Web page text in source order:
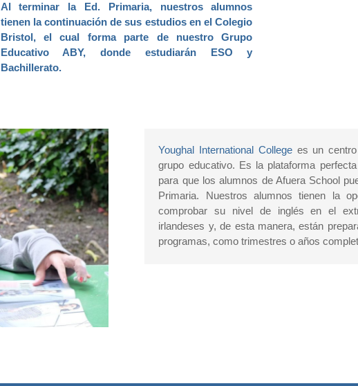
Al terminar la Ed. Primaria, nuestros alumnos
tienen la continuación de sus estudios en el Colegio
Bristol, el cual forma parte de nuestro Grupo
Educativo ABY, donde estudiarán ESO y
Bachillerato.
Youghal International Collegees un centro
grupo educativo. Es la plataforma
para que los alumnos de Afuera School
Primaria. Nuestros alumnos tienen la
comprobar su nivel de inglés en el
irlandeses y, de esta manera, están
programas, como trimestres o años